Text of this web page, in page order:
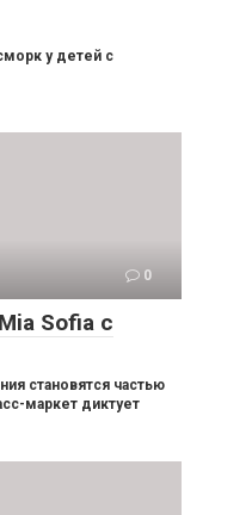
у детей с
0
Sofia с
становятся частью
маркет диктует